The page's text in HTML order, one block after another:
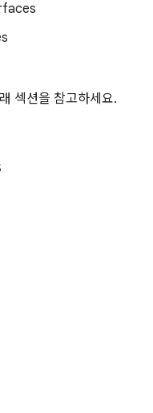
섹션을 참고하세요.